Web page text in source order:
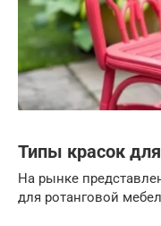
Типы красок
На рынке
для ротанговой